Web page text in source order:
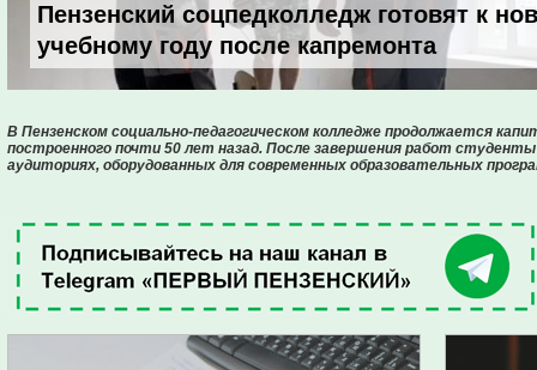
Пензенский соцпедколледж готовят к
учебному году после капремонта
В Пензенском социально-педагогическом колледже продолжается
построенного почти 50 лет назад. После завершения работ
аудиториях, оборудованных для современных образовательных